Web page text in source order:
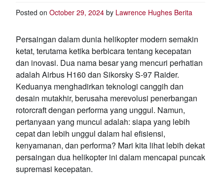
Posted on October 29, 2024 by Lawrence Hughes Berita
Persaingan dalam dunia helikopter modern semakin
ketat, terutama ketika berbicara tentang kecepatan
dan inovasi. Dua nama besar yang mencuri perhatian
adalah Airbus H160 dan Sikorsky S-97 Raider.
Keduanya menghadirkan teknologi canggih dan
desain mutakhir, berusaha merevolusi penerbangan
rotorcraft dengan performa yang unggul. Namun,
pertanyaan yang muncul adalah: siapa yang lebih
cepat dan lebih unggul dalam hal efisiensi,
kenyamanan, dan performa? Mari kita lihat lebih dekat
persaingan dua helikopter ini dalam mencapai puncak
supremasi kecepatan.